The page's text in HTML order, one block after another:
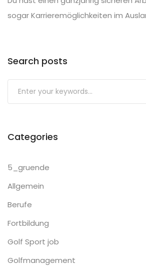
sogar Karrieremöglichkeiten im
Search posts
Categories
5_gruende
Allgemein
Berufe
Fortbildung
Golf Sport job
Golfmanagement